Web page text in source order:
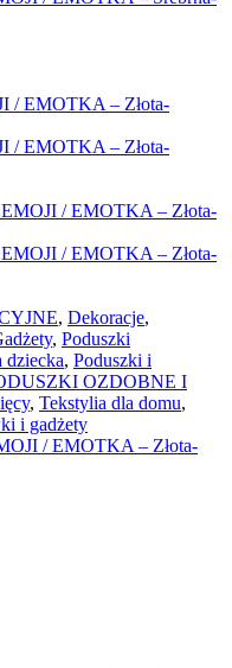
, Dekoracje,
, Poduszki
dziecka, Poduszki i
OZDOBNE I
, Tekstylia dla domu,
i gadżety
/ EMOTKA – Złota-